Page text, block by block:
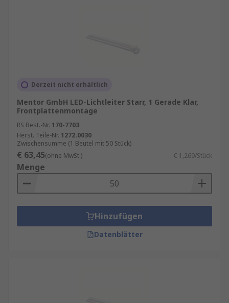
Derzeit nicht erhältlich
Mentor GmbH LED-Lichtleiter Starr, 1 Gerade Klar,
Frontplattenmontage
RS Best.-Nr. 170-7703
Herst. Teile-Nr. 1272.0030
Zwischensumme (1 Beutel mit 50 Stück)
€ 63,45(ohne MwSt.) € 1,269/Stück
Menge
Hinzufügen
Datenblätter